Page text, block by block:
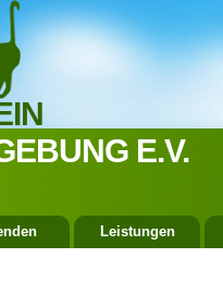
E.V.
Leistungen